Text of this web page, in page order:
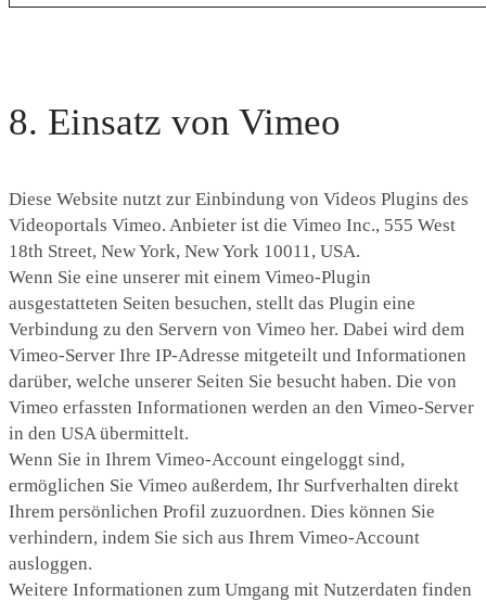
8. Einsatz von Vimeo
Diese Website nutzt zur Einbindung von Videos Plugins des
Videoportals Vimeo. Anbieter ist die Vimeo Inc., 555 West
18th Street, New York, New York 10011, USA.
Wenn Sie eine unserer mit einem Vimeo-Plugin
ausgestatteten Seiten besuchen, stellt das Plugin eine
Verbindung zu den Servern von Vimeo her. Dabei wird dem
Vimeo-Server Ihre IP-Adresse mitgeteilt und Informationen
darüber, welche unserer Seiten Sie besucht haben. Die von
Vimeo erfassten Informationen werden an den Vimeo-Server
in den USA übermittelt.
Wenn Sie in Ihrem Vimeo-Account eingeloggt sind,
ermöglichen Sie Vimeo außerdem, Ihr Surfverhalten direkt
Ihrem persönlichen Profil zuzuordnen. Dies können Sie
verhindern, indem Sie sich aus Ihrem Vimeo-Account
ausloggen.
Weitere Informationen zum Umgang mit Nutzerdaten finden